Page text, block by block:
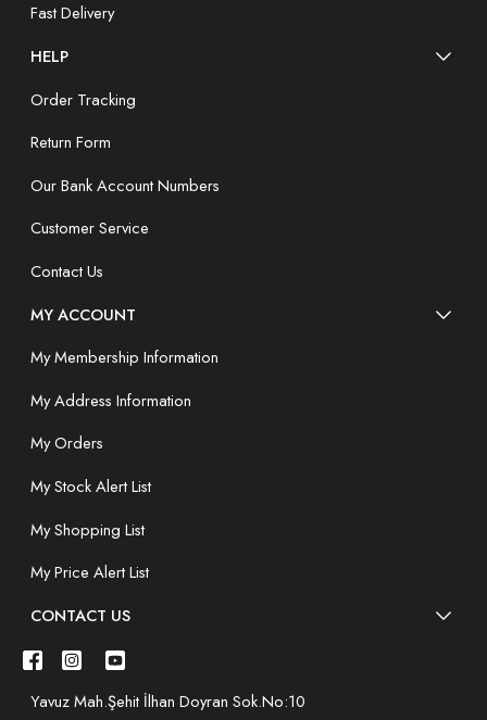
Fast Delivery
HELP
Order Tracking
Return Form
Our Bank Account Numbers
Customer Service
Contact Us
MY ACCOUNT
My Membership Information
My Address Information
My Orders
My Stock Alert List
My Shopping List
My Price Alert List
CONTACT US
Yavuz Mah.Şehit İlhan Doyran Sok.No:10